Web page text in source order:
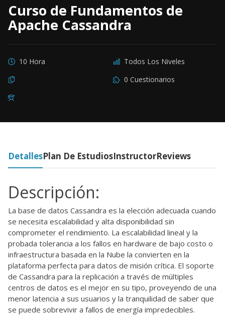
Curso de Fundamentos de
Apache Cassandra
10 Hora
Todos Los Niveles
0 Cuestionarios
DetallesPlan De EstudiosInstructorReviews
Descripción:
La base de datos Cassandra es la elección adecuada cuando
se necesita escalabilidad y alta disponibilidad sin
comprometer el rendimiento. La escalabilidad lineal y la
probada tolerancia a los fallos en hardware de bajo costo o
infraestructura basada en la Nube la convierten en la
plataforma perfecta para datos de misión crítica. El soporte
de Cassandra para la replicación a través de múltiples
centros de datos es el mejor en su tipo, proveyendo de una
menor latencia a sus usuarios y la tranquilidad de saber que
se puede sobrevivir a fallos de energía impredecibles.